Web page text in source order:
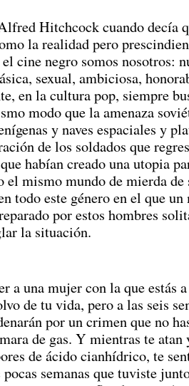
Hitchcock cuando decía
la realidad pero
cine negro somos nosotros:
sexual, ambiciosa,
en la cultura pop, siempre
modo que la amenaza
y naves espaciales y
de los soldados que
habían creado una utopia
el mismo mundo de mierda de
todo este género en el que un
por estos hombres
la situación.
a una mujer con la que estás
de tu vida, pero a las seis
por un crimen que no
de gas. Y mientras te atan
de ácido cianhídrico, te
semanas que tuviste